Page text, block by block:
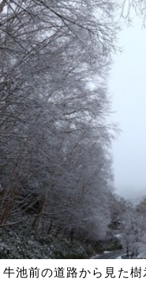
牛池前の道路から見た樹